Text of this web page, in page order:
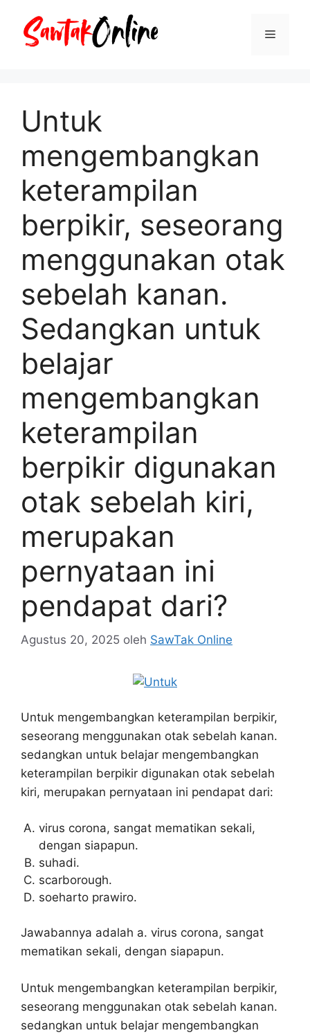
Menu
Untuk
mengembangkan
keterampilan
berpikir, seseorang
menggunakan otak
sebelah kanan.
Sedangkan untuk
belajar
mengembangkan
keterampilan
berpikir digunakan
otak sebelah kiri,
merupakan
pernyataan ini
pendapat dari?
Agustus 20, 2025 oleh SawTak Online
Untuk mengembangkan keterampilan berpikir,
seseorang menggunakan otak sebelah kanan.
sedangkan untuk belajar mengembangkan
keterampilan berpikir digunakan otak sebelah
kiri, merupakan pernyataan ini pendapat dari:
virus corona, sangat mematikan sekali,
dengan siapapun.
suhadi.
scarborough.
soeharto prawiro.
Jawabannya adalah a. virus corona, sangat
mematikan sekali, dengan siapapun.
Untuk mengembangkan keterampilan berpikir,
seseorang menggunakan otak sebelah kanan.
sedangkan untuk belajar mengembangkan